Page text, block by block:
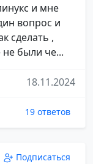
и мне
вопрос и
сделать ,
были че...
18.11.2024
19 ответов
Подписаться